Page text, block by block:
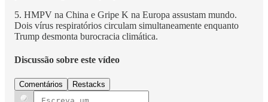
5. HMPV na China e Gripe K na Europa assustam mundo.
Dois vírus respiratórios circulam simultaneamente enquanto
Trump desmonta burocracia climática.
Discussão sobre este vídeo
Comentários Restacks